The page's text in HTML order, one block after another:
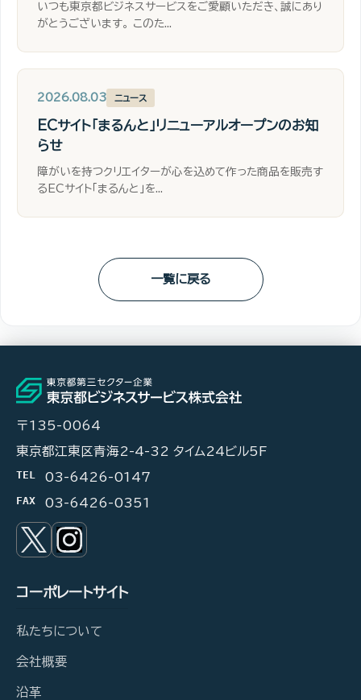
いつも東京都ビジネスサービスをご愛顧いただき、誠にあり
がとうございます。 このた...
2026.08.03 ニュース
ECサイト「まるんと」リニューアルオープンのお知
らせ
障がいを持つクリエイターが心を込めて作った商品を販売す
るECサイト「まるんと」を...
一覧に戻る
〒135-0064
東京都江東区青海2-4-32 タイム24ビル5F
TEL 03-6426-0147
FAX 03-6426-0351
コーポレートサイト
私たちについて
会社概要
沿革